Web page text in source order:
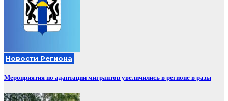
Новости Региона
Мероприятия по адаптации мигрантов увеличились в регионе в разы